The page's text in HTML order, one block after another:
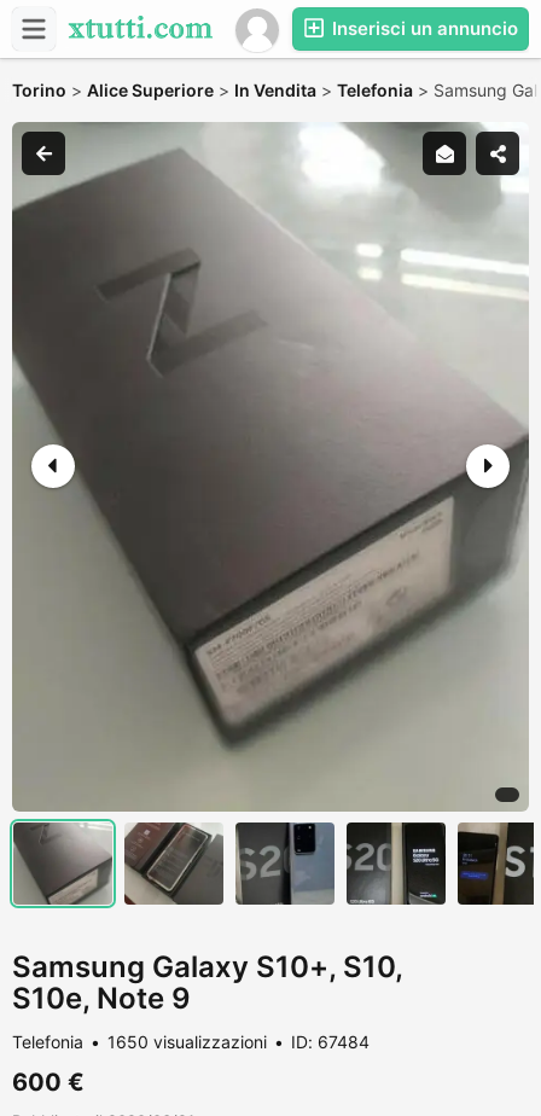
Inserisci un annuncio
Torino > Alice Superiore > In Vendita > Telefonia > Samsung
Samsung Galaxy S10+, S10,
S10e, Note 9
Telefonia 1650 visualizzazioni ID: 67484
600 €